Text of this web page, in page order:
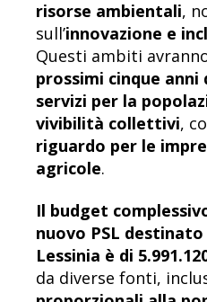
risorse ambientali,
sull’innovazione e
Questi ambiti
prossimi cinque
servizi per la
vivibilità collettivi,
riguardo per le
agricole​​​​.
Il budget
nuovo PSL destinato
Lessinia è di
da diverse fonti,